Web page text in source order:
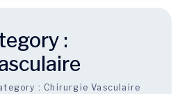
:
: Chirurgie Vasculaire